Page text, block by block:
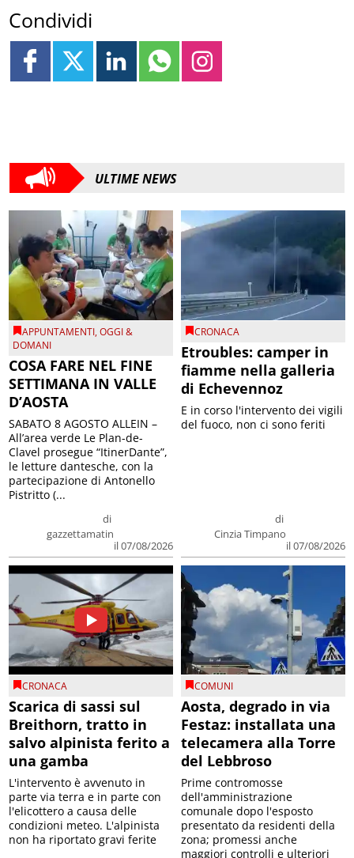
Condividi
ULTIME NEWS
APPUNTAMENTI,OGGI &
DOMANI
COSA FARE NEL FINE
SETTIMANA IN VALLE
D’AOSTA
di
gazzettamatin
il 07/08/2026
SABATO 8 AGOSTO ALLEIN –
All’area verde Le Plan-de-
Clavel prosegue “ItinerDante”,
le letture dantesche, con la
partecipazione di Antonello
Pistritto (...
CRONACA
Etroubles: camper in
fiamme nella galleria
di Echevennoz
di
Cinzia Timpano
il 07/08/2026
E in corso l'intervento dei vigili
del fuoco, non ci sono feriti
CRONACA
Scarica di sassi sul
Breithorn, tratto in
salvo alpinista ferito a
una gamba
L'intervento è avvenuto in
parte via terra e in parte con
l'elicottero a causa delle
condizioni meteo. L'alpinista
non ha riportato gravi ferite
COMUNI
Aosta, degrado in via
Festaz: installata una
telecamera alla Torre
del Lebbroso
Prime contromosse
dell'amministrazione
comunale dopo l'esposto
presentato da residenti della
zona; promessi anche
maggiori controlli e ulteriori